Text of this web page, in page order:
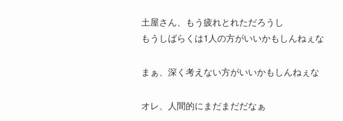
土屋さん、もう疲れとれただろうし
もうしばらくは1人の方がいいかもしんねぇな
まぁ、深く考えない方がいいかもしんねぇな
オレ、人間的にまだまだだなぁ